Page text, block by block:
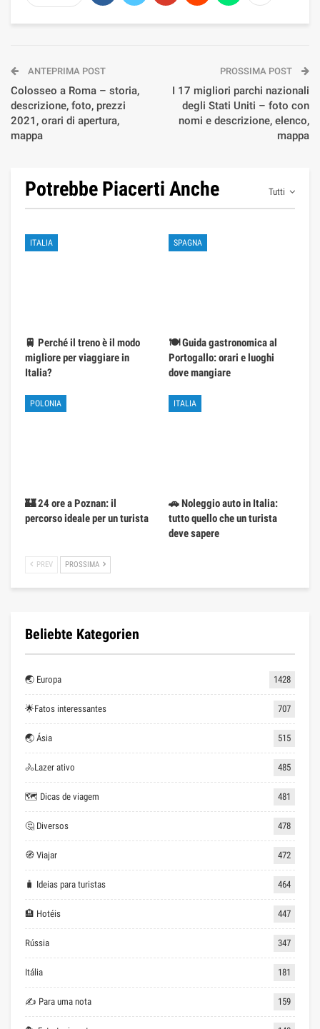
ANTEPRIMA POST
Colosseo a Roma – storia,
descrizione, foto, prezzi
2021, orari di apertura,
mappa
PROSSIMA POST
I 17 migliori parchi nazionali
degli Stati Uniti – foto con
nomi e descrizione, elenco,
mappa
Tutti
Potrebbe Piacerti Anche
ITALIA
🚆 Perché il treno è il modo
migliore per viaggiare in
Italia?
SPAGNA
🍽️ Guida gastronomica al
Portogallo: orari e luoghi
dove mangiare
POLONIA
🏰 24 ore a Poznan: il
percorso ideale per un turista
ITALIA
🚗 Noleggio auto in Italia:
tutto quello che un turista
deve sapere
PREV PROSSIMA
Beliebte Kategorien
🌏 Europa 1428
🌟Fatos interessantes 707
🌏 Ásia 515
🚴Lazer ativo 485
🗺 Dicas de viagem 481
🤔 Diversos 478
🧭 Viajar 472
🧳 Ideias para turistas 464
🏨 Hotéis 447
Rússia 347
Itália 181
✍ Para uma nota 159